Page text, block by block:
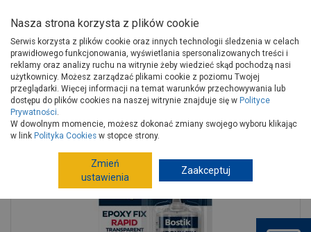
Strona główna Wykończenie Chemia budowlana
Kleje uniwersalne
Klej epoksydowy bezbarwny 2x3 ml Epoxy fix Rapid Transparent
BOSTIK
Nasza strona korzysta z plików cookie
Serwis korzysta z plików cookie oraz innych technologii śledzenia w celach
prawidłowego funkcjonowania, wyświetlania spersonalizowanych treści i
reklamy oraz analizy ruchu na witrynie żeby wiedzieć skąd pochodzą nasi
użytkownicy. Możesz zarządzać plikami cookie z poziomu Twojej
przeglądarki. Więcej informacji na temat warunków przechowywania lub
dostępu do plików cookies na naszej witrynie znajduje się w Polityce
Prywatności.
W dowolnym momencie, możesz dokonać zmiany swojego wyboru klikając
w link Polityka Cookies w stopce strony.
Zmień
ustawienia
Zaakceptuj